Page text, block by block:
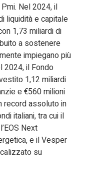
Nel 2024, il
liquidità e capitale
1,73 miliardi di
a sostenere
impiegano più
2024, il Fondo
1,12 miliardi
e €560 milioni
record assoluto in
italiani, tra cui il
Next
e il Vesper
su